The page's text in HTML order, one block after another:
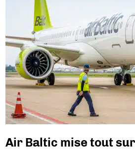
Air Baltic mise tout